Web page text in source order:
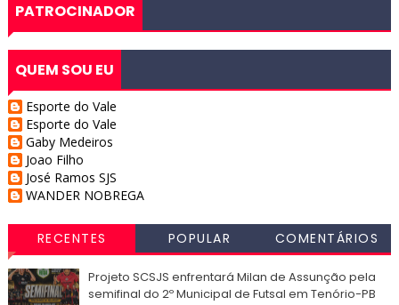
PATROCINADOR
QUEM SOU EU
Esporte do Vale
Esporte do Vale
Gaby Medeiros
Joao Filho
José Ramos SJS
WANDER NOBREGA
RECENTES POPULAR COMENTÁRIOS
Projeto SCSJS enfrentará Milan de Assunção pela
semifinal do 2º Municipal de Futsal em Tenório-PB